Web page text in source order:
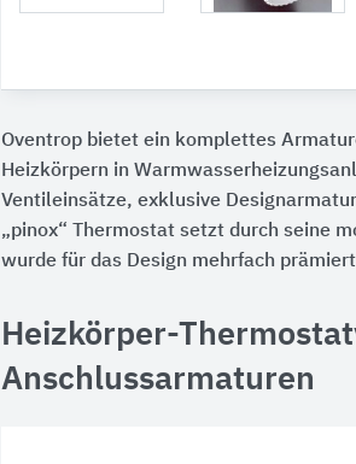
Oventrop bietet ein komplettes
Heizkörpern in
Ventileinsätze, exklusive
„pinox“ Thermostat setzt durch seine
wurde für das Design mehrfach
Heizkörper-
Anschlussarmaturen